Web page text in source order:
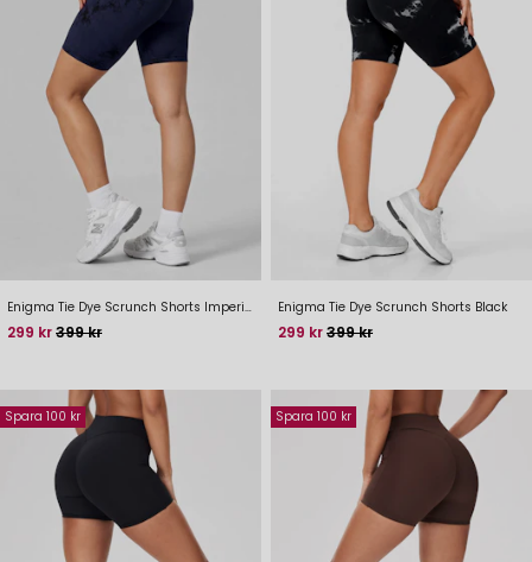
Enigma Tie Dye Scrunch Shorts Imperial Blue
Pris
299 krBaspris
399 kr
Enigma Tie Dye Scrunch Shorts Black
Pris
299 krBaspris
399 kr
Spara 100 kr Spara 100 kr